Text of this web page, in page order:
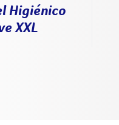
Higiénico
XXL